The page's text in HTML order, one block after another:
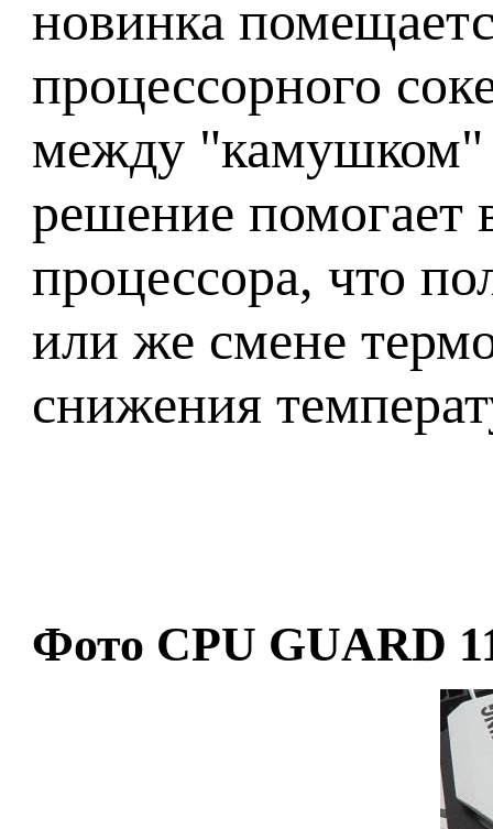
новинка
процессорного
между "камушком"
решение помогает
процессора, что
или же смене
снижения
Фото CPU GUARD